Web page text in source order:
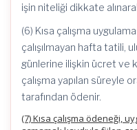
işin niteliği dikkate
(6) Kısa çalışma
çalışılmayan hafta tatili,
günlerine ilişkin ücret ve
çalışma yapılan süreyle
tarafından ödenir.
(7) Kısa çalışma ödeneği,